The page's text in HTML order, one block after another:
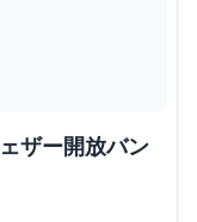
ザー開放バン